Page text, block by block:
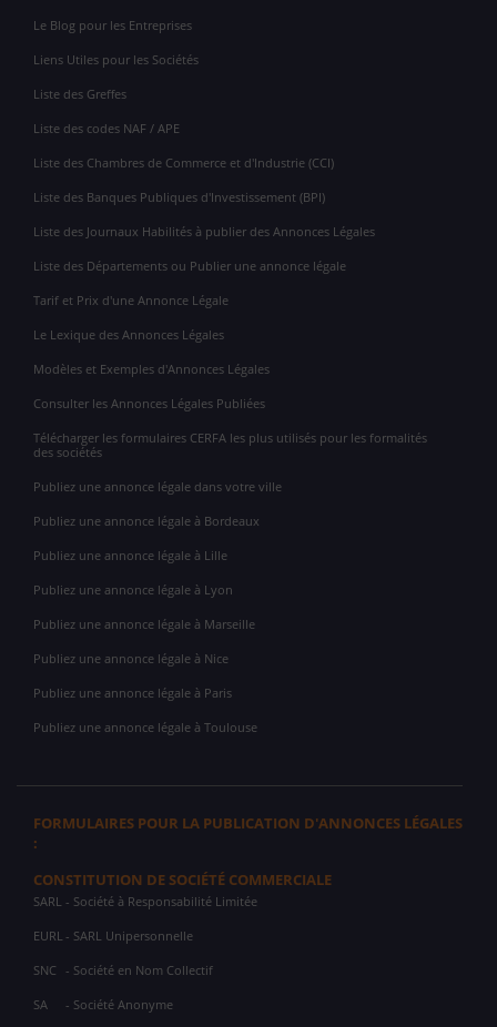
Le Blog pour les Entreprises
Liens Utiles pour les Sociétés
Liste des Greffes
Liste des codes NAF / APE
Liste des Chambres de Commerce et d'Industrie (CCI)
Liste des Banques Publiques d'Investissement (BPI)
Liste des Journaux Habilités à publier des Annonces Légales
Liste des Départements ou Publier une annonce légale
Tarif et Prix d'une Annonce Légale
Le Lexique des Annonces Légales
Modèles et Exemples d'Annonces Légales
Consulter les Annonces Légales Publiées
Télécharger les formulaires CERFA les plus utilisés pour les formalités
des sociétés
Publiez une annonce légale dans votre ville
Publiez une annonce légale à Bordeaux
Publiez une annonce légale à Lille
Publiez une annonce légale à Lyon
Publiez une annonce légale à Marseille
Publiez une annonce légale à Nice
Publiez une annonce légale à Paris
Publiez une annonce légale à Toulouse
FORMULAIRES POUR LA PUBLICATION D'ANNONCES LÉGALES
:
CONSTITUTION DE SOCIÉTÉ COMMERCIALE
SARL - Société à Responsabilité Limitée
EURL - SARL Unipersonnelle
SNC - Société en Nom Collectif
SA - Société Anonyme